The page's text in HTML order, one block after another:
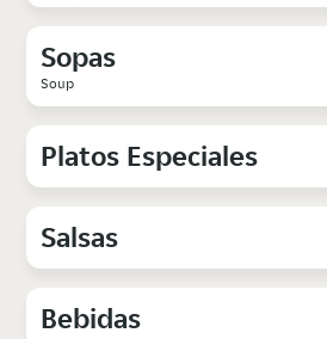
Sopas
Soup
Platos Especiales
Salsas
Bebidas